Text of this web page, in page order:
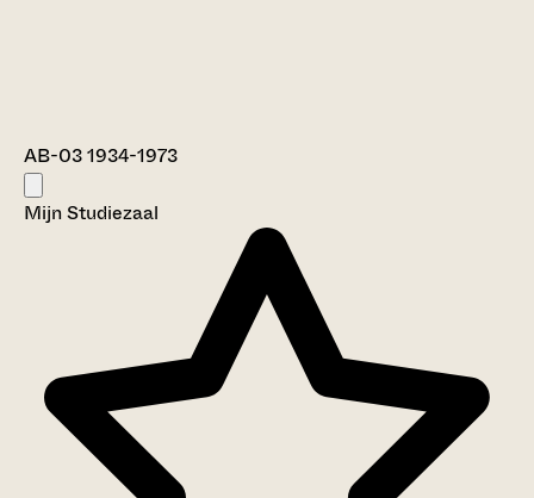
AB-03 1934-1973
Mijn Studiezaal